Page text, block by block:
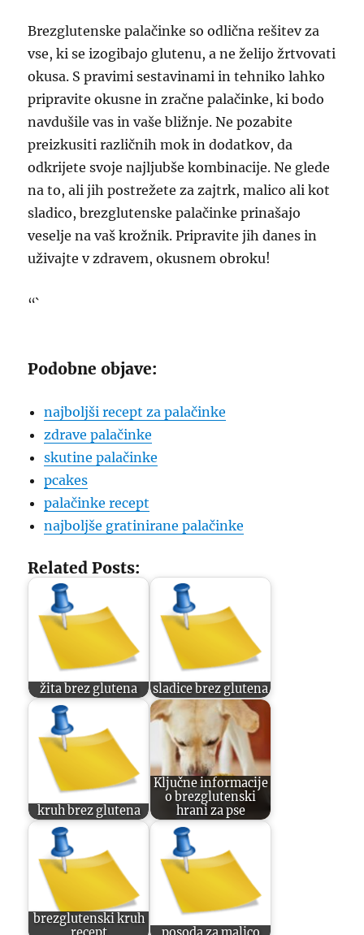
Brezglutenske palačinke so odlična rešitev za
vse, ki se izogibajo glutenu, a ne želijo žrtvovati
okusa. S pravimi sestavinami in tehniko lahko
pripravite okusne in zračne palačinke, ki bodo
navdušile vas in vaše bližnje. Ne pozabite
preizkusiti različnih mok in dodatkov, da
odkrijete svoje najljubše kombinacije. Ne glede
na to, ali jih postrežete za zajtrk, malico ali kot
sladico, brezglutenske palačinke prinašajo
veselje na vaš krožnik. Pripravite jih danes in
uživajte v zdravem, okusnem obroku!
“`
Podobne objave:
najboljši recept za palačinke
zdrave palačinke
skutine palačinke
pcakes
palačinke recept
najboljše gratinirane palačinke
Related Posts:
žita brez glutena sladice brez glutena
kruh brez glutena
Ključne informacije
o brezglutenski
hrani za pse
brezglutenski kruh